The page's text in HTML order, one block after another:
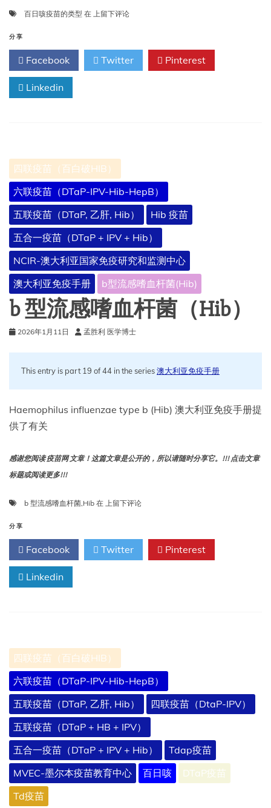
百日咳疫苗的类型 在 百
疫
苗
的
上留下评论
分享
Facebook Twitter Pinterest
Linkedin
四联疫苗（百白破HIB）
六联疫苗（DTaP-IPV-Hib-HepB）
五联疫苗（DTaP, 乙肝, Hib）
Hib 疫苗
五合一疫苗（DTaP + IPV + Hib）
NCIR-澳大利亚国家免疫研究和监测中心
澳大利亚免疫手册
b型流感嗜血杆菌(Hib)
b 型流感嗜血杆菌（Hib）
2026年1月11日 孟胜利 医学博士
This entry is part 19 of 44 in the series澳大利亚免疫手册
Haemophilus influenzae type b (Hib) 澳大利亚免疫手册提
供了有关
感谢您阅读 疫苗网 文章！这篇文章是公开的，所以请随时分享它。!!! 点击文章
标题或阅读更多!!!
b 型流感嗜血杆菌,Hib 在 b
感
嗜
血
上留下评论
分享
Facebook Twitter Pinterest
Linkedin
四联疫苗（百白破HIB）
六联疫苗（DTaP-IPV-Hib-HepB）
五联疫苗（DTaP, 乙肝, Hib）
四联疫苗（DtaP-IPV）
五联疫苗（DTaP + HB + IPV）
五合一疫苗（DTaP + IPV + Hib）
Tdap疫苗
MVEC-墨尔本疫苗教育中心
百日咳
DTaP疫苗
Td疫苗